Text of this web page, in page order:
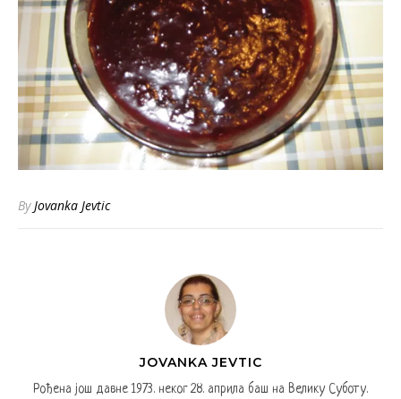
ByJovanka Jevtic
JOVANKA JEVTIC
Рођена још давне 1973. неког 28. априла баш на Велику Суботу.